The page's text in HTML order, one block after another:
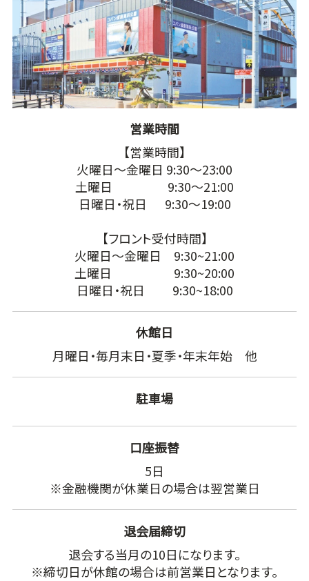
営業時間
【営業時間】
火曜日～金曜日 9:30～23:00
土曜日 9:30～21:00
日曜日・祝日 9:30～19:00
【フロント受付時間】
火曜日～金曜日 9:30~21:00
土曜日 9:30~20:00
日曜日・祝日 9:30~18:00
休館日
月曜日・毎月末日・夏季・年末年始 他
駐車場
口座振替
5日
※金融機関が休業日の場合は翌営業日
退会届締切
退会する当月の10日になります。
※締切日が休館の場合は前営業日となります。